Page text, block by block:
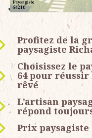
Profitez de la
paysagiste
Choisissez le
64 pour
rêvé
L’artisan
répond
Prix